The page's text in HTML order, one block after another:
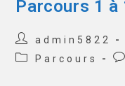
Parcours 1 à
admin5822
Parcours